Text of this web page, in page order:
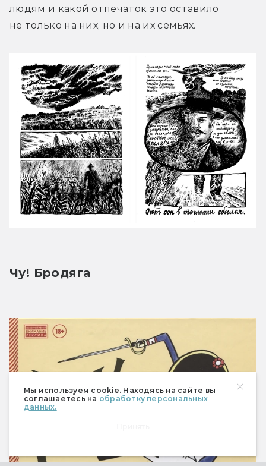
Мы используем cookie. Находясь на сайте вы
соглашаетесь на обработку персональных
данных.
людям и какой отпечаток это оставило
не только на них, но и на их семьях.
Чу! Бродяга